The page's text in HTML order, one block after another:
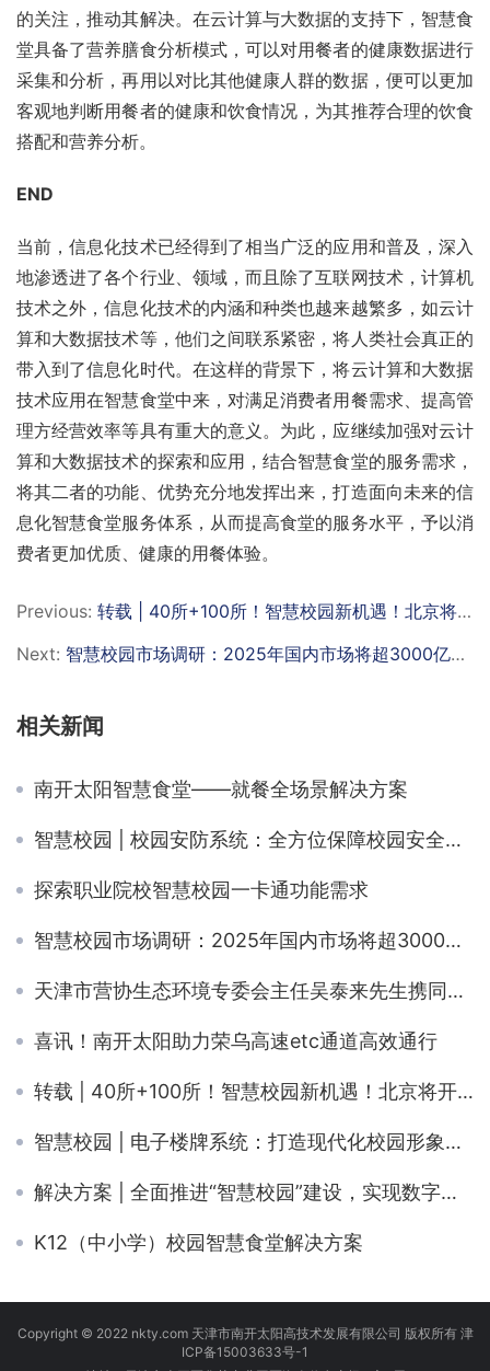
的关注，推动其解决。在云计算与大数据的支持下，智慧食
堂具备了营养膳食分析模式，可以对用餐者的健康数据进行
采集和分析，再用以对比其他健康人群的数据，便可以更加
客观地判断用餐者的健康和饮食情况，为其推荐合理的饮食
搭配和营养分析。
END
当前，信息化技术已经得到了相当广泛的应用和普及，深入
地渗透进了各个行业、领域，而且除了互联网技术，计算机
技术之外，信息化技术的内涵和种类也越来越繁多，如云计
算和大数据技术等，他们之间联系紧密，将人类社会真正的
带入到了信息化时代。在这样的背景下，将云计算和大数据
技术应用在智慧食堂中来，对满足消费者用餐需求、提高管
理方经营效率等具有重大的意义。为此，应继续加强对云计
算和大数据技术的探索和应用，结合智慧食堂的服务需求，
将其二者的功能、优势充分地发挥出来，打造面向未来的信
息化智慧食堂服务体系，从而提高食堂的服务水平，予以消
费者更加优质、健康的用餐体验。
Previous: 转载 | 40所+100所！智慧校园新机遇！北京将开展智慧校园建设示范（附建设规范）
Next: 智慧校园市场调研：2025年国内市场将超3000亿元（附解决方案）
相关新闻
南开太阳智慧食堂——就餐全场景解决方案
智慧校园 | 校园安防系统：全方位保障校园安全与稳定
探索职业院校智慧校园一卡通功能需求
智慧校园市场调研：2025年国内市场将超3000亿元（附解决方案）
天津市营协生态环境专委会主任吴泰来先生携同日出东方刘跑经理及孙慧经理莅临南开太阳考察交流
喜讯！南开太阳助力荣乌高速etc通道高效通行
转载 | 40所+100所！智慧校园新机遇！北京将开展智慧校园建设示范（附建设规范）
智慧校园 | 电子楼牌系统：打造现代化校园形象的利器
解决方案 | 全面推进“智慧校园”建设，实现数字化智慧校园管理
K12（中小学）校园智慧食堂解决方案
Copyright © 2022 nkty.com 天津市南开太阳高技术发展有限公司 版权所有 津
ICP备15003633号-1